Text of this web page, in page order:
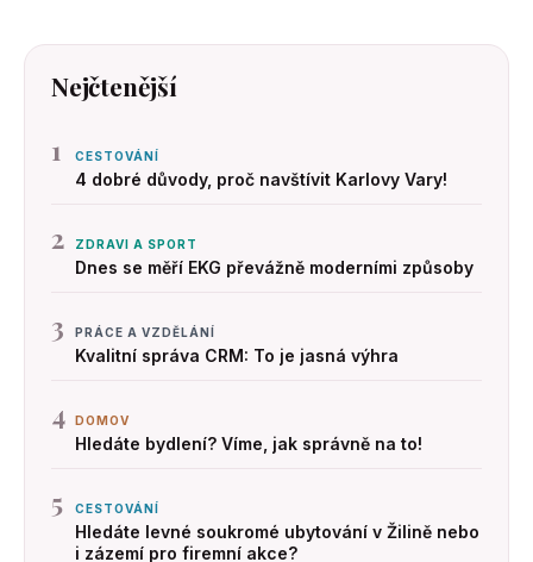
Nejčtenější
1 CESTOVÁNÍ
4 dobré důvody, proč navštívit Karlovy Vary!
2 ZDRAVI A SPORT
Dnes se měří EKG převážně moderními způsoby
3 PRÁCE A VZDĚLÁNÍ
Kvalitní správa CRM: To je jasná výhra
4 DOMOV
Hledáte bydlení? Víme, jak správně na to!
5 CESTOVÁNÍ
Hledáte levné soukromé ubytování v Žilině nebo
i zázemí pro firemní akce?